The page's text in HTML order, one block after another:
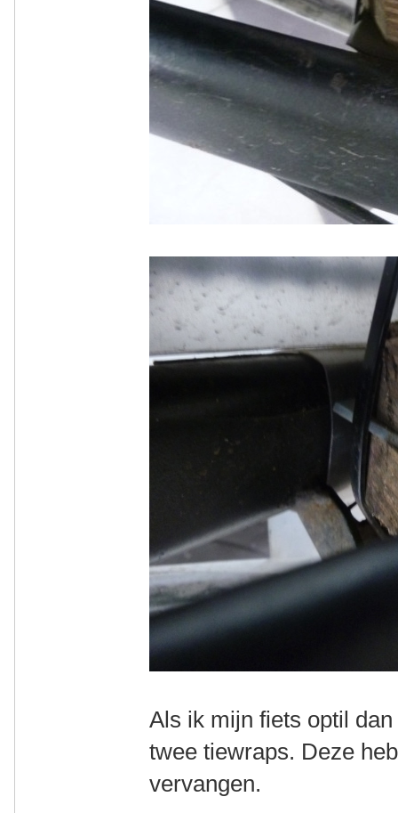
Als ik mijn fiets optil
twee tiewraps. Deze
vervangen.